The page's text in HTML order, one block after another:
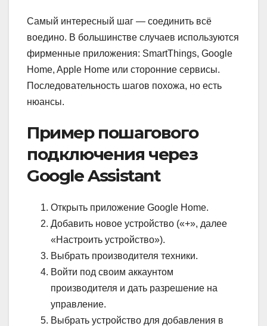
Самый интересный шаг — соединить всё
воедино. В большинстве случаев используются
фирменные приложения: SmartThings, Google
Home, Apple Home или сторонние сервисы.
Последовательность шагов похожа, но есть
нюансы.
Пример пошагового
подключения через
Google Assistant
Открыть приложение Google Home.
Добавить новое устройство («+», далее
«Настроить устройство»).
Выбрать производителя техники.
Войти под своим аккаунтом
производителя и дать разрешение на
управление.
Выбрать устройство для добавления в